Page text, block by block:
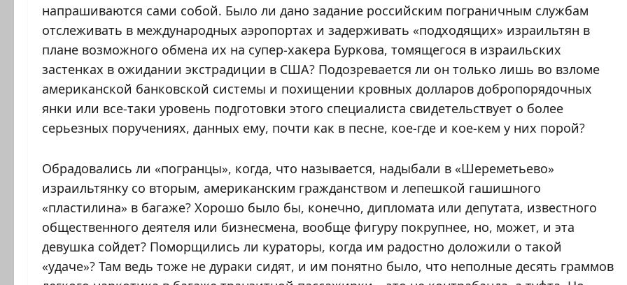
напрашиваются сами собой. Было ли дано задание российским пограничным службам
отслеживать в международных аэропортах и задерживать «подходящих» израильтян в
плане возможного обмена их на супер-хакера Буркова, томящегося в израильских
застенках в ожидании экстрадиции в США? Подозревается ли он только лишь во взломе
американской банковской системы и похищении кровных долларов добропорядочных
янки или все-таки уровень подготовки этого специалиста свидетельствует о более
серьезных поручениях, данных ему, почти как в песне, кое-где и кое-кем у них порой?
Обрадовались ли «погранцы», когда, что называется, надыбали в «Шереметьево»
израильтянку со вторым, американским гражданством и лепешкой гашишного
«пластилина» в багаже? Хорошо было бы, конечно, дипломата или депутата, известного
общественного деятеля или бизнесмена, вообще фигуру покрупнее, но, может, и эта
девушка сойдет? Поморщились ли кураторы, когда им радостно доложили о такой
«удаче»? Там ведь тоже не дураки сидят, и им понятно было, что неполные десять граммов